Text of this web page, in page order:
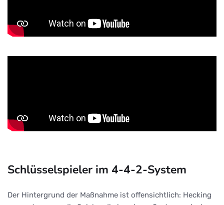
Schlüsselspieler im 4-4-2-System
Der Hintergrund der Maßnahme ist offensichtlich: Hecking